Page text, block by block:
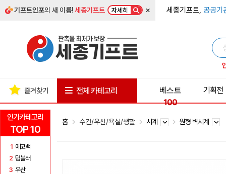
기프트인포의 새 이름!세종기프트 자세히 × 세종기프트, 공공기
인기카테고리
TOP 10
1 에코백
2 텀블러
3 우산
즐겨찾기 전체 카테고리
베스트
100
기획전
홈 수건/우산/욕실/생활 시계 원형 벽시계